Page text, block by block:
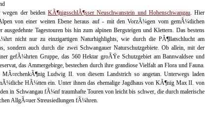
wegen der beidenKÃ¶nigsschlÃ¶sser Neuschwanstein und Hohenschwangau. Hier
von einer weiten Ebene heraus auf - mit den VorzÃ¼gen vom gemÃ¼tlichen
Tagestouren bis hin zum alpinen Bergsteigen und Klettern. Das bestens
nicht nur zu einzigartigen Naturhighlights, wie durch die PÃ¶llatschlucht am
sondern auch durch die zwei Schwangauer Naturschutzgebiete. Ob allein, mit der
gefÃ¼hrten Gruppe, das 560 Hektar groÃŸe Schutzgebiet am Bannwaldsee und
das Ammergebirge, bestechen durch ihre grandiose Vielfalt an Flora und Fauna.
Ludwig II. von diesem Landstrich so angetan. Unterwegs laden
HÃ¼tten ein. Unter ihnen das ehemalige Jagdhaus von KÃ¶nig Max II. von
in Schwangau fÃ¼nf traumhafte Touren von leicht bis schwer, die durch malerische
AllgÃ¤uer Streusiedlungen fÃ¼hren.